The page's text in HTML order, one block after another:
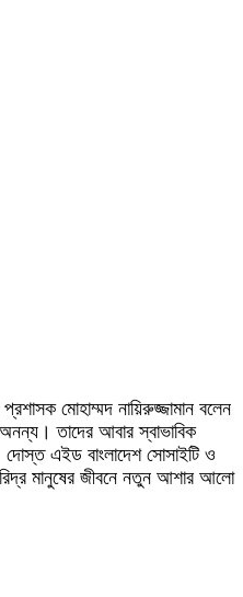
মোহাম্মদ নায়িরুজ্জামান বলেন
তাদের আবার স্বাভাবিক
এইড বাংলাদেশ সোসাইটি ও
মানুষের জীবনে নতুন আশার আলো